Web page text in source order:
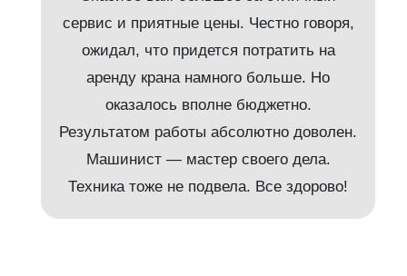
сервис и приятные цены. Честно говоря,
ожидал, что придется потратить на
аренду крана намного больше. Но
оказалось вполне бюджетно.
Результатом работы абсолютно доволен.
Машинист — мастер своего дела.
Техника тоже не подвела. Все здорово!